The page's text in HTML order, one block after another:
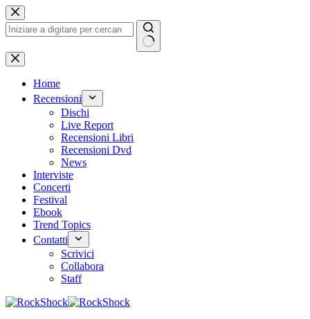
Salta
al
contenuto
Nessun
risultato
Home
Recensioni
Dischi
Live Report
Recensioni Libri
Recensioni Dvd
News
Interviste
Concerti
Festival
Ebook
Trend Topics
Contatti
Scrivici
Collabora
Staff